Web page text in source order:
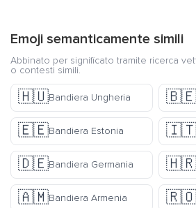
Emoji semanticamente simili
Abbinato per significato tramite ricerca
o contesti simili.
🇭🇺Bandiera Ungheria 🇧🇪
🇪🇪Bandiera Estonia 🇮🇹
🇩🇪Bandiera Germania 🇭🇷
🇦🇲Bandiera Armenia 🇷🇴